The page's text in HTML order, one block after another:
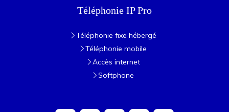
Téléphonie IP Pro
Téléphonie fixe hébergé
Téléphonie mobile
Accès internet
Softphone